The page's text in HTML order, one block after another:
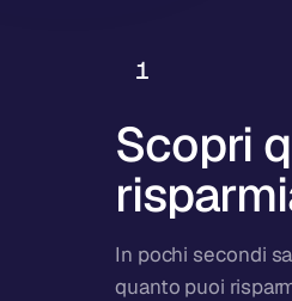
1
Scopri
In pochi secondi
quanto puoi